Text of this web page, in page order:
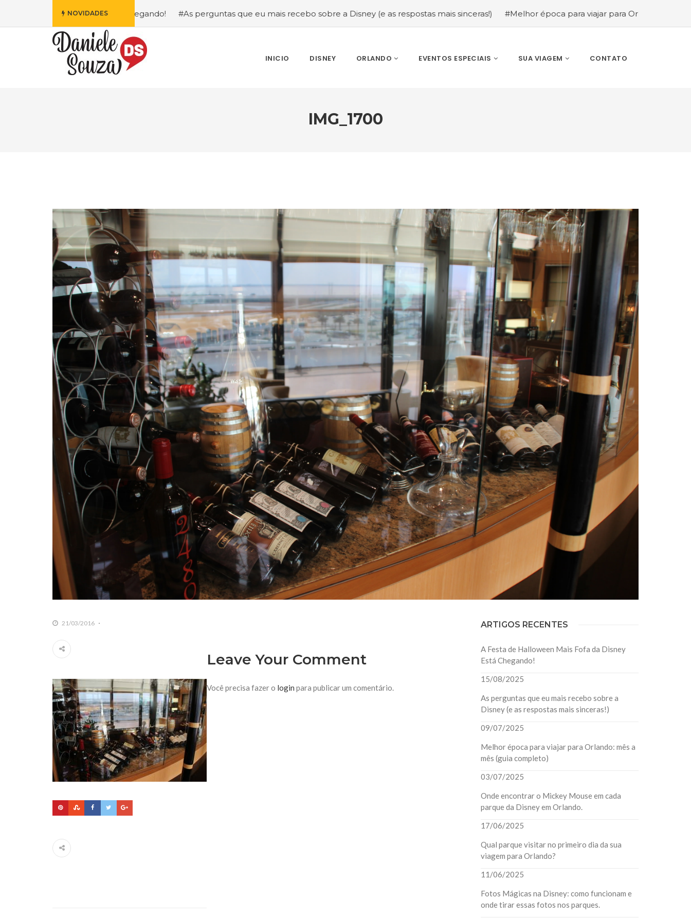
NOVIDADES
Disney Está Chegando! #As perguntas que eu mais recebo sobre a Disney (e as respostas mais sinceras!) #Melhor época para viajar para Orlando: mês a mês (guia
INICIO DISNEY ORLANDO EVENTOS ESPECIAIS SUA VIAGEM CONTATO
IMG_1700
21/03/2016
Leave Your Comment
Você precisa fazer o login para publicar um comentário.
ARTIGOS RECENTES
A Festa de Halloween Mais Fofa da Disney
Está Chegando!
15/08/2025
As perguntas que eu mais recebo sobre a
Disney (e as respostas mais sinceras!)
09/07/2025
Melhor época para viajar para Orlando: mês a
mês (guia completo)
03/07/2025
Onde encontrar o Mickey Mouse em cada
parque da Disney em Orlando.
17/06/2025
Qual parque visitar no primeiro dia da sua
viagem para Orlando?
11/06/2025
Fotos Mágicas na Disney: como funcionam e
onde tirar essas fotos nos parques.